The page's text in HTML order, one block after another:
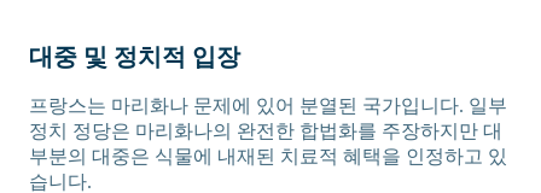
대중 및 정치적 입장
프랑스는 마리화나 문제에 있어 분열된 국가입니다. 일부
정치 정당은 마리화나의 완전한 합법화를 주장하지만 대
부분의 대중은 식물에 내재된 치료적 혜택을 인정하고 있
습니다.